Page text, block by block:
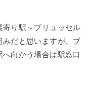
り駅～ブリュッセル
だと思いますが、ブ
向かう場合は駅窓口